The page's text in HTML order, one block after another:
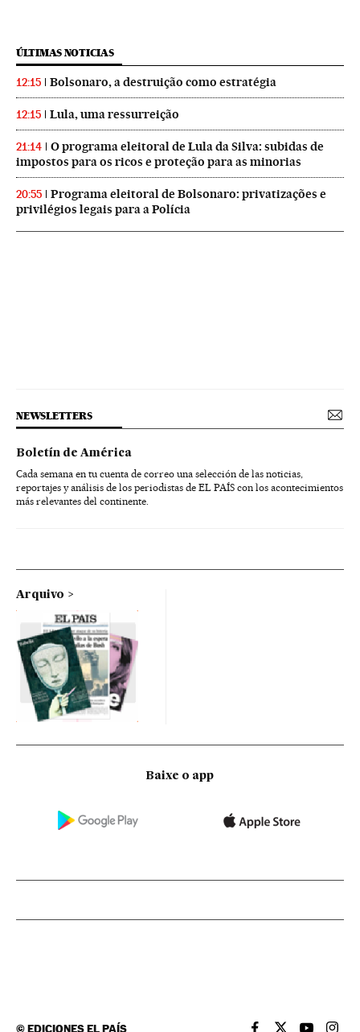
ÚLTIMAS NOTICIAS
12:15 Bolsonaro, a destruição como estratégia
12:15 Lula, uma ressurreição
21:14
O programa eleitoral de Lula da Silva: subidas de
impostos para os ricos e proteção para as minorias
20:55
Programa eleitoral de Bolsonaro: privatizações e
privilégios legais para a Polícia
NEWSLETTERS
Boletín de América
Cada semana en tu cuenta de correo una selección de las noticias,
reportajes y análisis de los periodistas de EL PAÍS con los acontecimientos
más relevantes del continente.
Arquivo
Baixe o app
©EDICIONES EL PAÍS